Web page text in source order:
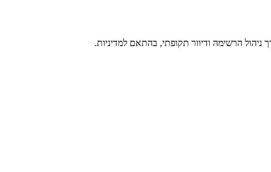
הרשימה ודיוור תקופתי, בהתאם למדיניות.